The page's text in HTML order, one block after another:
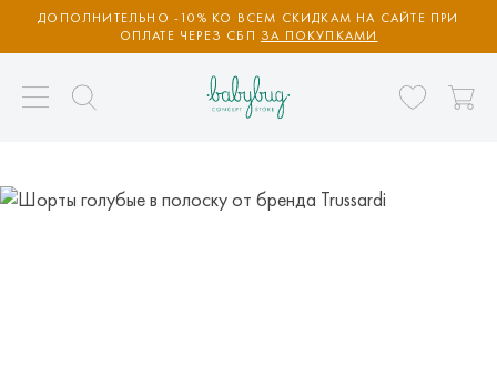
ДОПОЛНИТЕЛЬНО -10% КО ВСЕМ СКИДКАМ НА САЙТЕ ПРИ
ОПЛАТЕ ЧЕРЕЗ СБП ЗА ПОКУПКАМИ